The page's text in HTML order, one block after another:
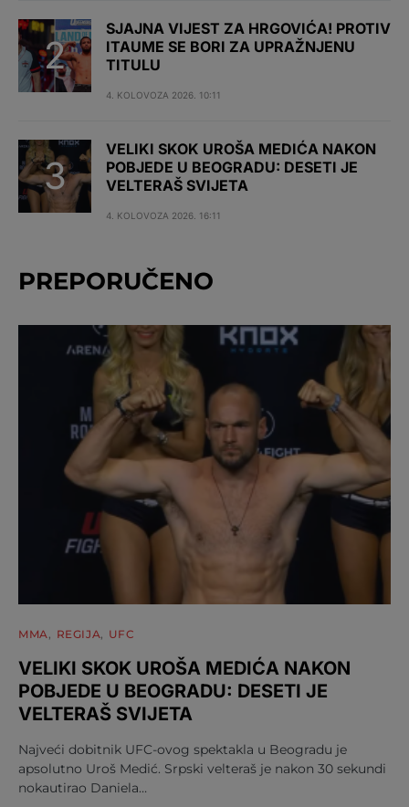
SJAJNA VIJEST ZA HRGOVIĆA! PROTIV
ITAUME SE BORI ZA UPRAŽNJENU
TITULU
4. KOLOVOZA 2026. 10:11
VELIKI SKOK UROŠA MEDIĆA NAKON
POBJEDE U BEOGRADU: DESETI JE
VELTERAŠ SVIJETA
4. KOLOVOZA 2026. 16:11
PREPORUČENO
MMA REGIJA UFC
VELIKI SKOK UROŠA MEDIĆA NAKON
POBJEDE U BEOGRADU: DESETI JE
VELTERAŠ SVIJETA
Najveći dobitnik UFC-ovog spektakla u Beogradu je
apsolutno Uroš Medić. Srpski velteraš je nakon 30 sekundi
nokautirao Daniela…